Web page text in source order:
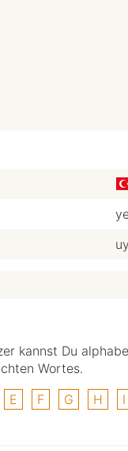
kannst Du
Wortes.
E F G H I